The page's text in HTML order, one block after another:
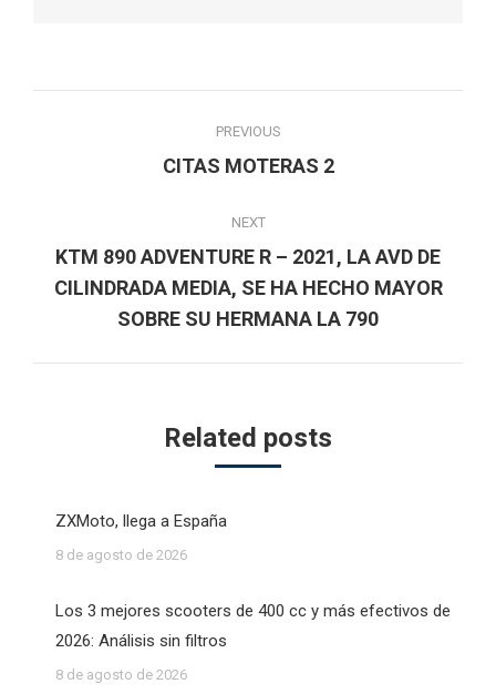
navigation
PREVIOUS
Previous
CITAS MOTERAS 2
NEXT
Next
post:
KTM 890 ADVENTURE R – 2021, LA AVD DE
CILINDRADA MEDIA, SE HA HECHO MAYOR
SOBRE SU HERMANA LA 790
Related posts
ZXMoto, llega a España
8 de agosto de 2026
Los 3 mejores scooters de 400 cc y más efectivos de
2026: Análisis sin filtros
8 de agosto de 2026